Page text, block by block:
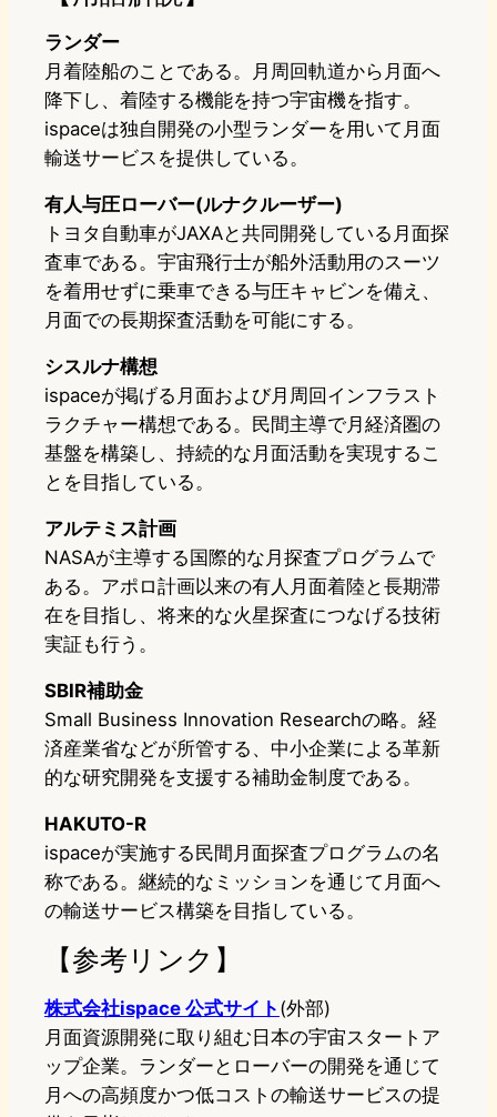
ランダー
月着陸船のことである。月周回軌道から月面へ
降下し、着陸する機能を持つ宇宙機を指す。
ispaceは独自開発の小型ランダーを用いて月面
輸送サービスを提供している。
有人与圧ローバー(ルナクルーザー)
トヨタ自動車がJAXAと共同開発している月面探
査車である。宇宙飛行士が船外活動用のスーツ
を着用せずに乗車できる与圧キャビンを備え、
月面での長期探査活動を可能にする。
シスルナ構想
ispaceが掲げる月面および月周回インフラスト
ラクチャー構想である。民間主導で月経済圏の
基盤を構築し、持続的な月面活動を実現するこ
とを目指している。
アルテミス計画
NASAが主導する国際的な月探査プログラムで
ある。アポロ計画以来の有人月面着陸と長期滞
在を目指し、将来的な火星探査につなげる技術
実証も行う。
SBIR補助金
Small Business Innovation Researchの略。経
済産業省などが所管する、中小企業による革新
的な研究開発を支援する補助金制度である。
HAKUTO-R
ispaceが実施する民間月面探査プログラムの名
称である。継続的なミッションを通じて月面へ
の輸送サービス構築を目指している。
【参考リンク】
株式会社ispace 公式サイト (外部)
月面資源開発に取り組む日本の宇宙スタートア
ップ企業。ランダーとローバーの開発を通じて
月への高頻度かつ低コストの輸送サービスの提